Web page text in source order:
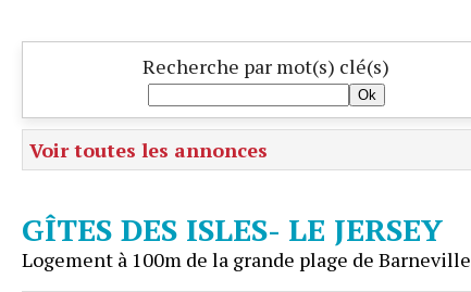
Recherche par mot(s) clé(s)
Voir toutes les annonces
GÎTES DES ISLES- LE JERSEY
Logement à 100m de la grande plage de Barneville